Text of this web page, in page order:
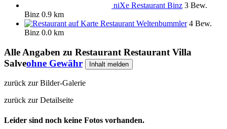
niXe Restaurant Binz 3 Bew.
Binz 0.9 km
Restaurant Weltenbummler 4 Bew.
Binz 0.0 km
Alle Angaben zu Restaurant Restaurant Villa
Salveohne Gewähr Inhalt melden
zurück zur Bilder-Galerie
zurück zur Detailseite
Leider sind noch keine Fotos vorhanden.